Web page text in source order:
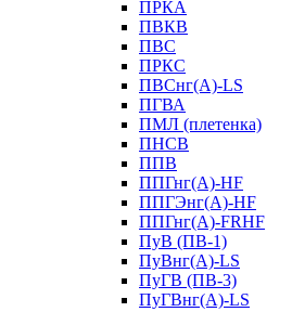
ПРКА
ПВКВ
ПВС
ПРКС
ПВСнг(А)-LS
ПГВА
ПМЛ (плетенка)
ПНСВ
ППВ
ППГнг(А)-HF
ППГЭнг(А)-HF
ППГнг(А)-FRHF
ПуВ (ПВ-1)
ПуВнг(А)-LS
ПуГВ (ПВ-3)
ПуГВнг(А)-LS